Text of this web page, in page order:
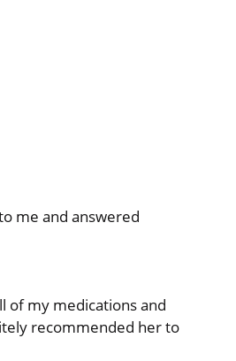
me and answered
of my medications and
recommended her to